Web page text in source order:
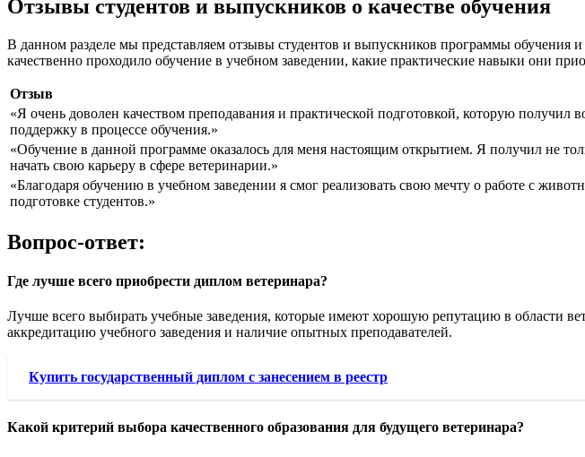
Отзывы студентов и выпускников о качестве обучения
В данном разделе мы представляем отзывы студентов и выпускников программы обучения
качественно проходило обучение в учебном заведении, какие практические навыки они
Отзыв
«Я очень доволен качеством преподавания и практической подготовкой, которую
поддержку в процессе обучения.»
«Обучение в данной программе оказалось для меня настоящим открытием. Я получил не
начать свою карьеру в сфере ветеринарии.»
«Благодаря обучению в учебном заведении я смог реализовать свою мечту о работе с
подготовке студентов.»
Вопрос-ответ:
Где лучше всего приобрести диплом ветеринара?
Лучше всего выбирать учебные заведения, которые имеют хорошую репутацию в области
аккредитацию учебного заведения и наличие опытных преподавателей.
Купить государственный диплом с занесением в реестр
Какой критерий выбора качественного образования для будущего ветеринара?